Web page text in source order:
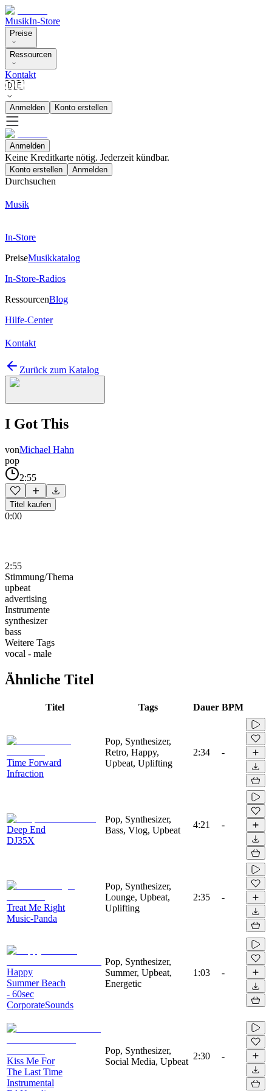
MusikIn-Store
Preise
Ressourcen
Kontakt
🇩🇪
Anmelden Konto erstellen
Anmelden
Keine Kreditkarte nötig. Jederzeit kündbar.
Konto erstellen Anmelden
Durchsuchen
Musik
In-Store
PreiseMusikkatalog
In-Store-Radios
RessourcenBlog
Hilfe-Center
Kontakt
Zurück zum Katalog
I Got This
vonMichael Hahn
pop
2:55
Titel kaufen
0:00
2:55
Stimmung/Thema
upbeat
advertising
Instrumente
synthesizer
bass
Weitere Tags
vocal - male
Ähnliche Titel
Titel Tags Dauer BPM
Time Forward
Infraction
Pop, Synthesizer,
Retro, Happy,
Upbeat, Uplifting
2:34 -
Deep End
DJ35X
Pop, Synthesizer,
Bass, Vlog, Upbeat
4:21 -
Treat Me Right
Music-Panda
Pop, Synthesizer,
Lounge, Upbeat,
Uplifting
2:35 -
Happy
Summer Beach
- 60sec
CorporateSounds
Pop, Synthesizer,
Summer, Upbeat,
Energetic
1:03 -
Kiss Me For
The Last Time
Instrumental
Pop, Synthesizer,
Social Media, Upbeat
2:30 -